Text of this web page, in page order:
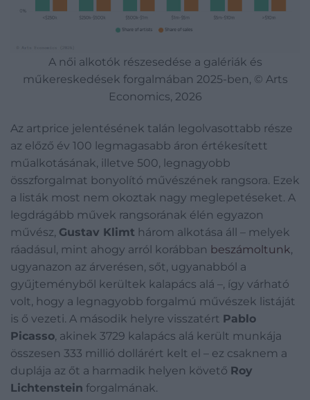
A női alkotók részesedése a galériák és
műkereskedések forgalmában 2025-ben, © Arts
Economics, 2026
Az artprice jelentésének talán legolvasottabb része
az előző év 100 legmagasabb áron értékesített
műalkotásának, illetve 500, legnagyobb
összforgalmat bonyolító művészének rangsora. Ezek
a listák most nem okoztak nagy meglepetéseket. A
legdrágább művek rangsorának élén egyazon
művész, Gustav Klimt három alkotása áll – melyek
ráadásul, mint ahogy arról korábban beszámoltunk,
ugyanazon az árverésen, sőt, ugyanabból a
gyűjteményből kerültek kalapács alá –, így várható
volt, hogy a legnagyobb forgalmú művészek listáját
is ő vezeti. A második helyre visszatért Pablo
Picasso, akinek 3729 kalapács alá került munkája
összesen 333 millió dollárért kelt el – ez csaknem a
duplája az őt a harmadik helyen követő Roy
Lichtenstein forgalmának.